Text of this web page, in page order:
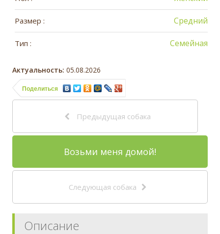
Размер : Средний
Тип : Семейная
Актуальность: 05.08.2026
Поделиться
Предыдущая собака
Возьми меня домой!
Следующая собака
Описание